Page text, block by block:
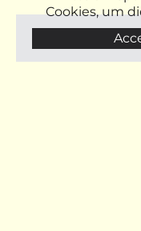
Cookies, um